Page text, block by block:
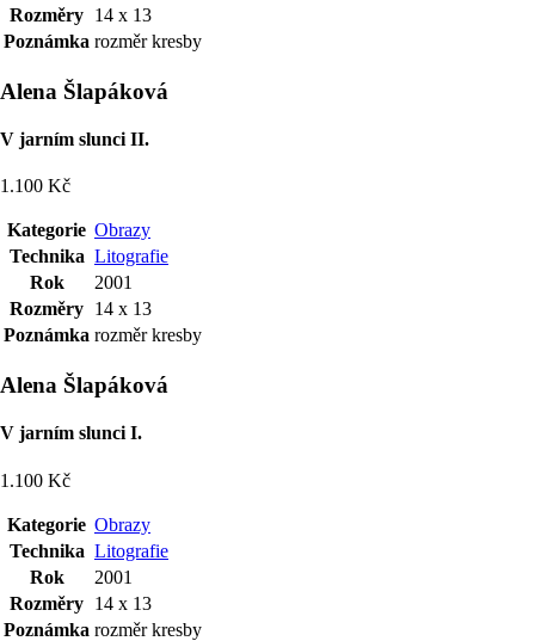
Rozměry 14 x 13
Poznámka rozměr kresby
Alena Šlapáková
V jarním slunci II.
1.100 Kč
Kategorie Obrazy
Technika Litografie
Rok
2001
Rozměry 14 x 13
Poznámka rozměr kresby
Alena Šlapáková
V jarním slunci I.
1.100 Kč
Kategorie Obrazy
Technika Litografie
Rok
2001
Rozměry 14 x 13
Poznámka rozměr kresby